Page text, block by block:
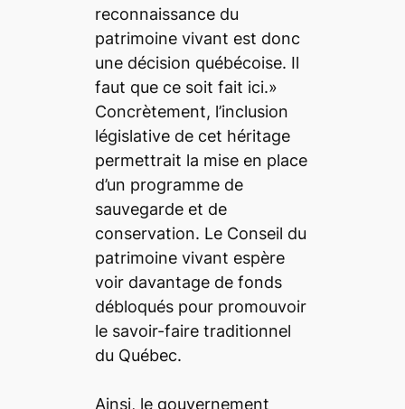
reconnaissance du
patrimoine vivant est donc
une décision québécoise. Il
faut que ce soit fait ici.»
Concrètement, l’inclusion
législative de cet héritage
permettrait la mise en place
d’un programme de
sauvegarde et de
conservation. Le Conseil du
patrimoine vivant espère
voir davantage de fonds
débloqués pour promouvoir
le savoir-faire traditionnel
du Québec.
Ainsi, le gouvernement